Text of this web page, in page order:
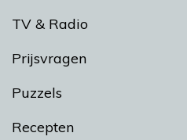
TV & Radio
Prijsvragen
Puzzels
Recepten